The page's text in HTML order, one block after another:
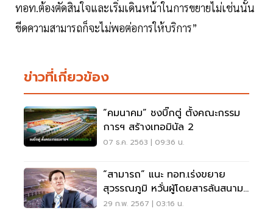
ทอท.ต้องตัดสินใจและเริ่มเดินหน้าในการขยายไม่เช่นนั้น
ขีดความสามารถก็จะไม่พอต่อการให้บริการ”
ข่าวที่เกี่ยวข้อง
”คมนาคม” ชงบิ๊กตู่ ตั้งคณะกรรม
การฯ สร้างเทอมินัล 2
07 ธ.ค. 2563 | 09:36 น.
“สามารถ” แนะ ทอท.เร่งขยาย
สุวรรณภูมิ หวั่นผู้โดยสารล้นสนาม
บิน
29 ก.พ. 2567 | 03:16 น.